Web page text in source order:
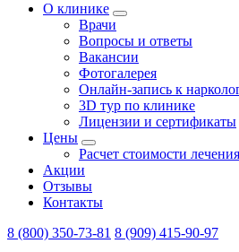
О клинике
Врачи
Вопросы и ответы
Вакансии
Фотогалерея
Онлайн-запись к
3D тур по клинике
Лицензии и сертификаты
Цены
Расчет стоимости лечения
Акции
Отзывы
Контакты
8 (800) 350-73-81 8 (909) 415-90-97